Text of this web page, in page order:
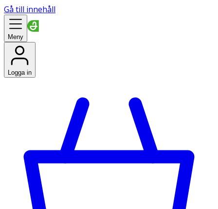
Gå till innehåll
Meny
Logga in